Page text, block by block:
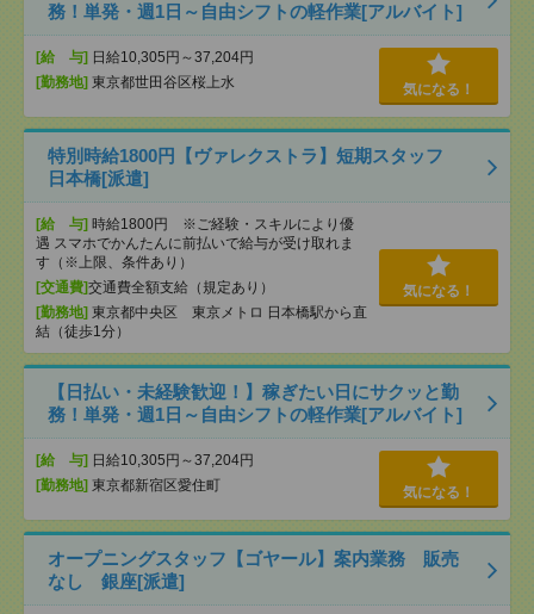
務！単発・週1日～自由シフトの軽作業[アルバイト]
[給 与] 日給10,305円～37,204円
[勤務地] 東京都世田谷区桜上水 気になる！
特別時給1800円【ヴァレクストラ】短期スタッフ
日本橋[派遣]
[給 与] 時給1800円 ※ご経験・スキルにより優
遇 スマホでかんたんに前払いで給与が受け取れま
す（※上限、条件あり）
[交通費]交通費全額支給（規定あり）
[勤務地] 東京都中央区 東京メトロ 日本橋駅から直
結（徒歩1分）
気になる！
【日払い・未経験歓迎！】稼ぎたい日にサクッと勤
務！単発・週1日～自由シフトの軽作業[アルバイト]
[給 与] 日給10,305円～37,204円
[勤務地] 東京都新宿区愛住町 気になる！
オープニングスタッフ【ゴヤール】案内業務 販売
なし 銀座[派遣]